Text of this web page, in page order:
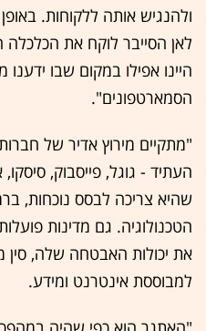
ולהנגיש אותה ללקוחות.
לאן הסייבר לוקח את
היינו אפילו במקום שבו
הסמארטפונים".
"מתקיים מירוץ אדיר של
שהיא צריכה לבסס נוכחות,
הטכנולוגיה. גם מדינות
את יכולות האבטחה שלה,
למבוססת אינטרנט ומידע.